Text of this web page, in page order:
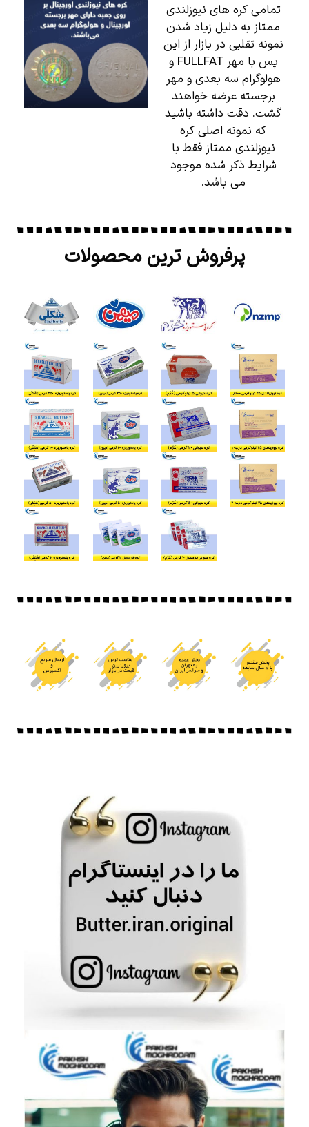
تمامی کره های نیوزلندی
ممتاز به دلیل زیاد شدن
نمونه تقلبی در بازار از این
پس با مهر FULLFAT و
هولوگرام سه بعدی و مهر
برجسته عرضه خواهند
گشت. دقت داشته باشید
که نمونه اصلی کره
نیوزلندی ممتاز فقط با
شرایط ذکر شده موجود
می باشد.
پرفروش ترین محصولات